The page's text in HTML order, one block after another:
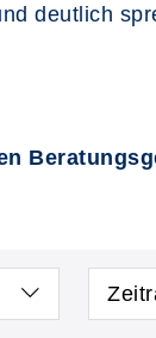
deutlich